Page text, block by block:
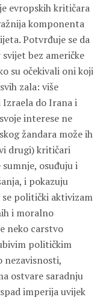
evropskih kritičara
komponenta
Potvrđuje se da
bez američke
su očekivali oni koji
zala: više
Izraela do Irana i
interese ne
žandara može ih
drugi) kritičari
sumnje, osuđuju i
i pokazuju
politički aktivizam
i moralno
neko carstvo
političkim
nezavisnosti,
ostvare saradnju
imperija uvijek